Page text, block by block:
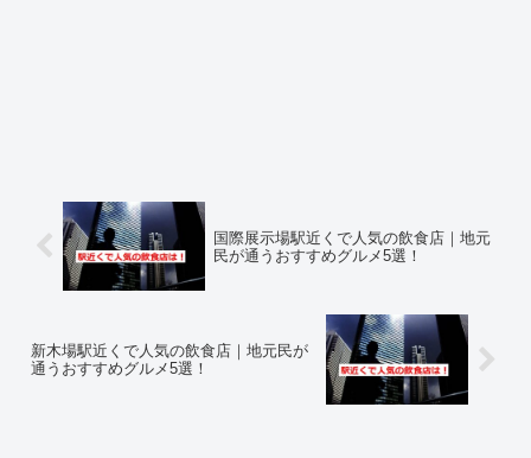
国際展示場駅近くで人気の飲食店｜地元
民が通うおすすめグルメ5選！
新木場駅近くで人気の飲食店｜地元民が
通うおすすめグルメ5選！